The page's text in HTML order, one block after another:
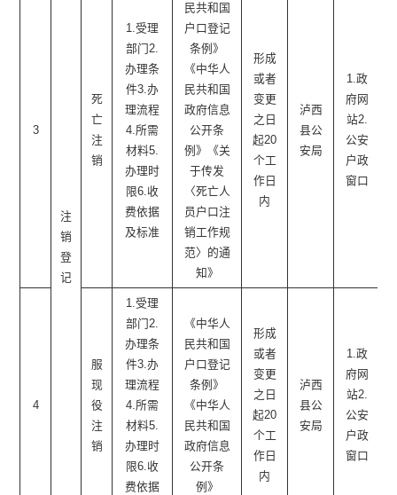
3
注
销
登
记
死
亡
注
销
1.受理
部门2.
办理条
件3.办
理流程
4.所需
材料5.
办理时
限6.收
费依据
及标准
民共和国
户口登记
条例》
《中华人
民共和国
政府信息
公开条
例》《关
于传发
〈死亡人
员户口注
销工作规
范〉的通
知》
形成
或者
变更
之日
起20
个工
作日
内
泸西
县公
安局
1.政
府网
站2.
公安
户政
窗口
4
服
现
役
注
销
1.受理
部门2.
办理条
件3.办
理流程
4.所需
材料5.
办理时
限6.收
费依据
《中华人
民共和国
户口登记
条例》
《中华人
民共和国
政府信息
公开条
例》
形成
或者
变更
之日
起20
个工
作日
内
泸西
县公
安局
1.政
府网
站2.
公安
户政
窗口